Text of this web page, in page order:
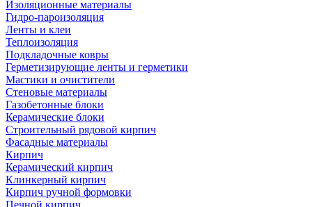
Изоляционные материалы
Гидро-пароизоляция
Ленты и клеи
Теплоизоляция
Подкладочные ковры
Герметизирующие ленты и герметики
Мастики и очистители
Стеновые материалы
Газобетонные блоки
Керамические блоки
Строительный рядовой кирпич
Фасадные материалы
Кирпич
Керамический кирпич
Клинкерный кирпич
Кирпич ручной формовки
Печной кирпич